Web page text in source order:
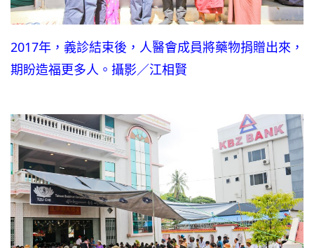
2017年，義診結束後，人醫會成員將藥物捐贈出來，
期盼造福更多人。攝影／江相賢